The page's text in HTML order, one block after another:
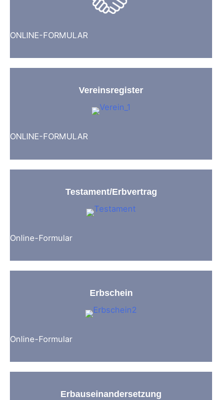
ONLINE-FORMULAR
Vereinsregister
ONLINE-FORMULAR
Testament/Erbvertrag
Online-Formular
Erbschein
Online-Formular
Erbauseinandersetzung